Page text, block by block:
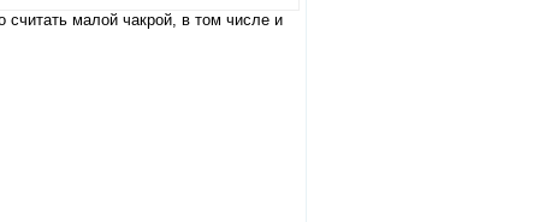
малой чакрой, в том числе и